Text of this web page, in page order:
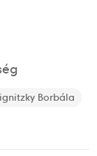
Borbála